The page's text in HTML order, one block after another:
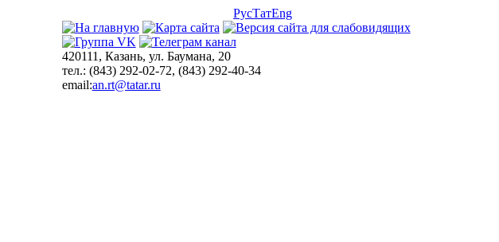
РусТатEng
420111, Казань, ул. Баумана, 20
тел.: (843) 292-02-72, (843) 292-40-34
email:an.rt@tatar.ru